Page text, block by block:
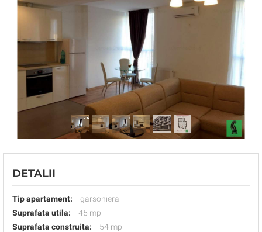
DETALII
Tip apartament:
garsoniera
Suprafata utila:
45 mp
Suprafata construita:
54 mp